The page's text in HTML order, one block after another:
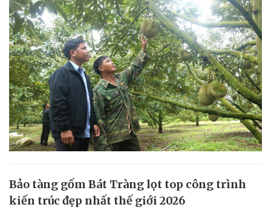
Bảo tàng gốm Bát Tràng lọt top công trình
kiến trúc đẹp nhất thế giới 2026